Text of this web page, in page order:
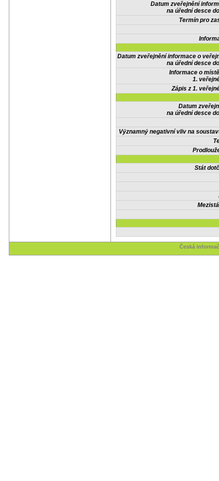
Datum zveřejnění
na úřední desce
Termín pro
Datum zveřejnění informace o
na úřední desce
Informace o
1.
Zápis z 1.
Datum
na úřední desce
Významný negativní vliv na
Stát
Česká